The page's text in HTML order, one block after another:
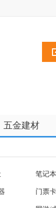
五金建材
笔记本
门票